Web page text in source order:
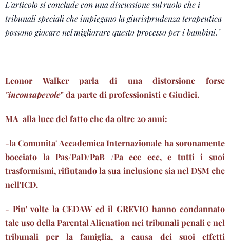
L'articolo si conclude con una discussione sul ruolo che i
tribunali speciali che impiegano la giurisprudenza terapeutica
possono giocare nel migliorare questo processo per i bambini."
Leonor Walker parla di una distorsione forse
"inconsapevole" da parte di professionisti e Giudici.
MA alla luce del fatto che da oltre 20 anni:
-la Comunita' Accademica Internazionale ha soronamente
bocciato la Pas/PaD/PaB /Pa ecc ecc, e tutti i suoi
trasformismi, rifiutando la sua inclusione sia nel DSM che
nell'ICD.
- Piu' volte la CEDAW ed il GREVIO hanno condannato
tale uso della Parental Alienation nei tribunali penali e nel
tribunali per la famiglia, a causa dei suoi effetti